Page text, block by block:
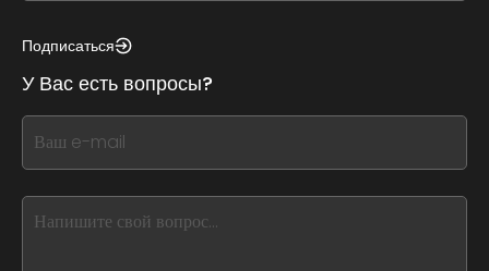
this,
this
form
field
blank
Подписаться
У Вас есть вопросы?
If
you
this,